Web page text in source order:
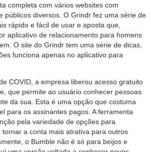
completa com vários websites com
públicos diversos. O Grindr fez uma série de
rápido e fácil de usar e aposta que,
aplicativo de relacionamento para homens
O site do Grindr tem uma série de dicas,
funciona apenas no aplicativo para
COVID, a empresa liberou acesso gratuito
que permite ao usuário conhecer pessoas
da sua. Esta é uma opção que costuma
para os assinantes pagos. A ferramenta
pela variedade de opções para
tornar a conta mais atrativa para outros
o Bumble não é só para beijos e